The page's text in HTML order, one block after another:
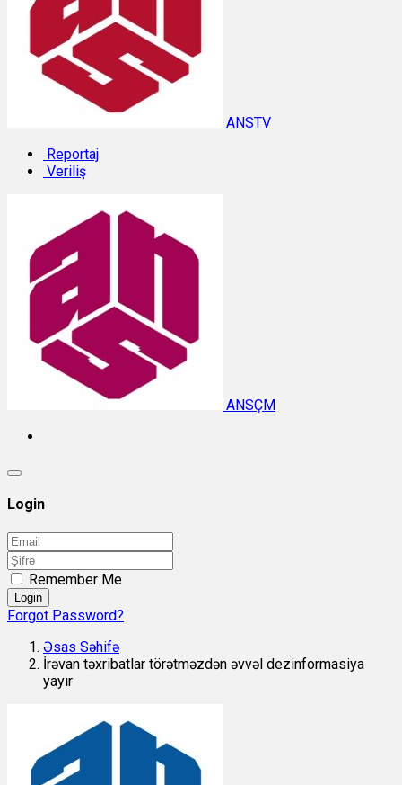
ANSTV
Reportaj
Veriliş
ANSÇM
Login
Remember Me
Login
Forgot Password?
Əsas Səhifə
İrəvan təxribatlar törətməzdən əvvəl dezinformasiya
yayır